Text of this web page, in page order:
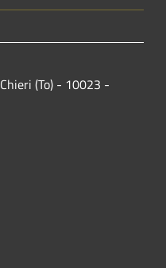
(To) - 10023 -